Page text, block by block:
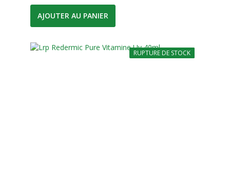
AJOUTER AU PANIER
-20%
RUPTURE DE STOCK